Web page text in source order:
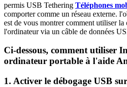
permis USB Tethering Téléphones
comporter comme un réseau externe.
est de vous montrer comment utiliser
l'ordinateur via un câble de données
Ci-dessous, comment utiliser
ordinateur portable à l'aide
1. Activer le débogage USB